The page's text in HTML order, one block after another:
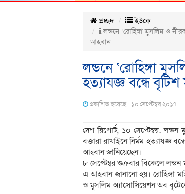
প্রচ্ছদ
ইউকে
লন্ডনে ‘রোহিঙ্গা মুসলিম ও
আহবান
লন্ডনে ‘রোহিঙ্গা
হত্যাযজ্ঞ বন্ধে
প্রকাশিত হয়েছে : ১০ সেপ্টেম্বর ২০১৭
দেশ রিপোর্ট, ১০ সেপ্টেম্বর:
বক্তারা রাখাইনে নির্মম হত্যাযজ্ঞ
আহবান জানিয়েছেন।
৮ সেপ্টেম্বর শুক্রবার বিকেলে
এ আহবান জানানো হয়। রোহিঙ্গা
ও মুসলিম অ্যাসোসিয়েশন অব